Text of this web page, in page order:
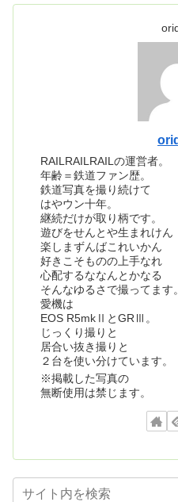
RAILRAILRAILの運営者。
年齢＝鉄道ファン歴。
鉄道写真を撮り続けて
はやウン十年。
継続だけが取り柄です。
遊びをせんとや生まれけん
楽しまずんばこれいかん
好きこそものの上手なれ
心配するななんとかなる
そんなゆるさで撮ってます。
愛機は
EOS R5mkⅡとGRⅢ。
じっくり撮りと
居合い抜き撮りと
２台を使い分けています。
※掲載した写真の
無断使用は禁じます。